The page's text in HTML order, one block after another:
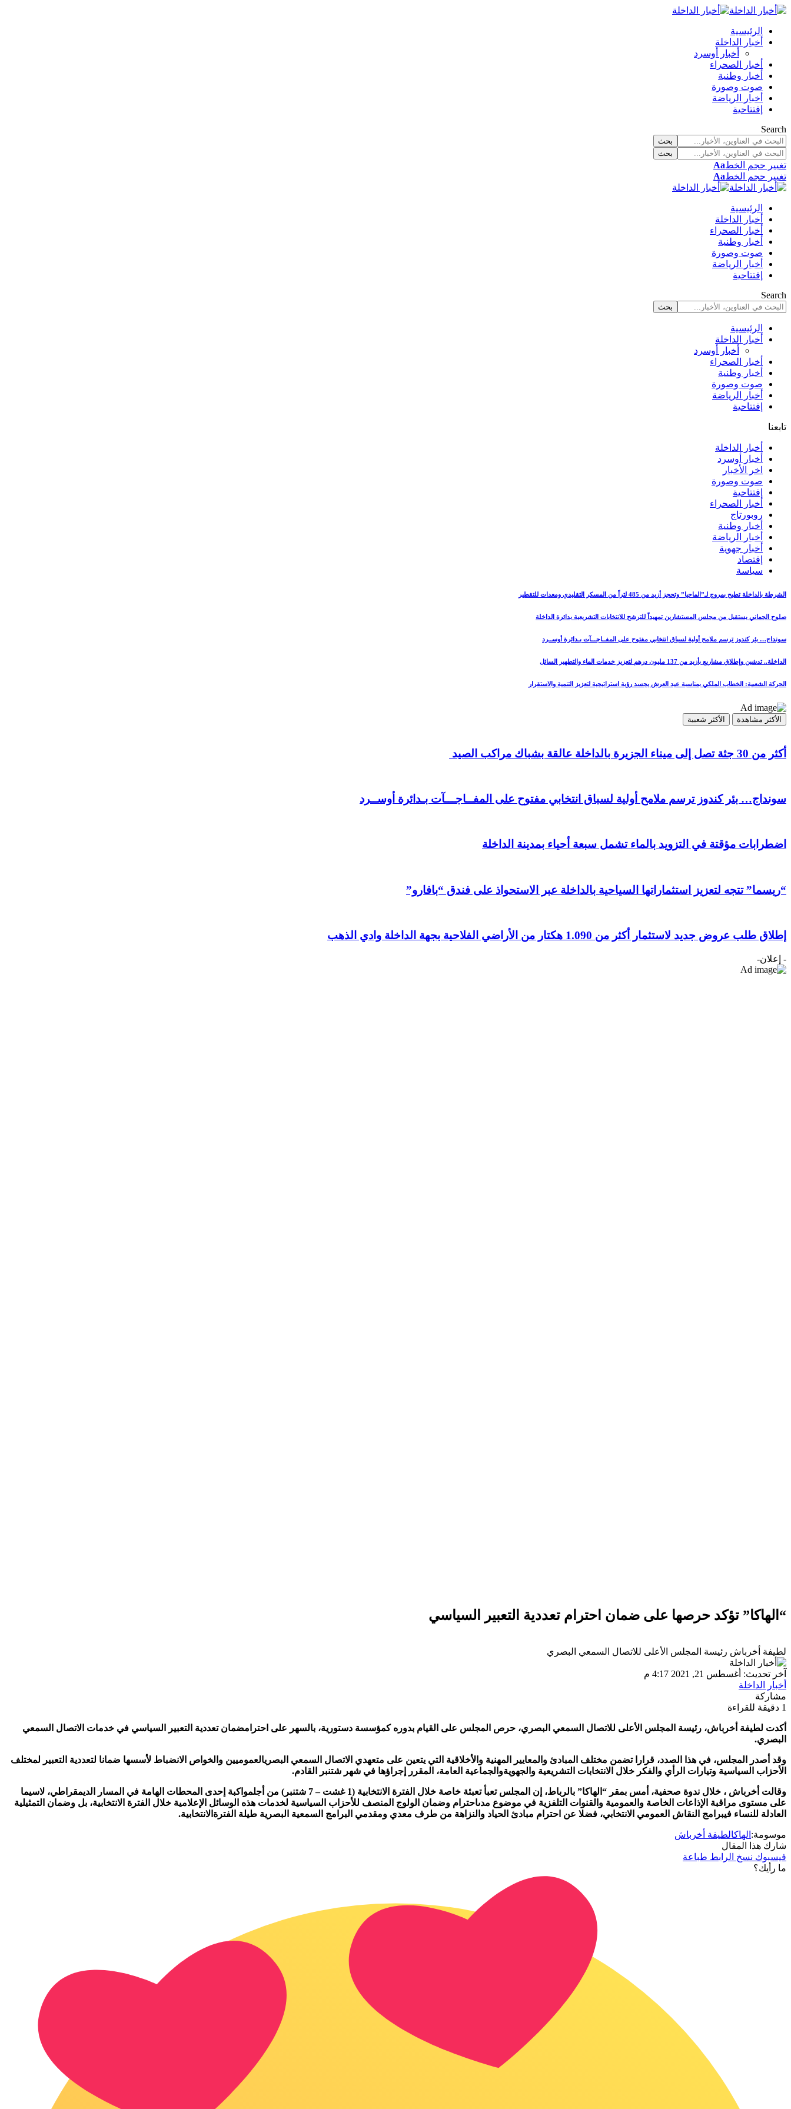
الرئيسية
أخبار الداخلة
أخبار أوسرد
أخبار الصحراء
أخبار وطنية
صوت وصورة
أخبار الرياضة
إفتتاحية
Search
تغيير حجم الخطAa
تغيير حجم الخطAa
الرئيسية
أخبار الداخلة
أخبار الصحراء
أخبار وطنية
صوت وصورة
أخبار الرياضة
إفتتاحية
Search
الرئيسية
أخبار الداخلة
أخبار أوسرد
أخبار الصحراء
أخبار وطنية
صوت وصورة
أخبار الرياضة
إفتتاحية
تابعنا
أخبار الداخلة
أخبار أوسرد
اخر الأخبار
صوت وصورة
إفتتاحية
أخبار الصحراء
روبورتاج
أخبار وطنية
أخبار الرياضة
أخبار جهوية
إقتصاد
سياسة
الشرطة بالداخلة تطيح بمروج لـ”الماحيا” وتحجز أزيد من 485 لتراً من المسكر التقليدي ومعدات للتقطير
صلوح الجماني يستقيل من مجلس المستشارين تمهيداً للترشح للانتخابات التشريعية بدائرة الداخلة
سونداج… بئر كندوز ترسم ملامح أولية لسباق انتخابي مفتوح على المفــاجـــآت بـدائرة أوســرد
الداخلة.. تدشين وإطلاق مشاريع بأزيد من 137 مليون درهم لتعزيز خدمات الماء والتطهير السائل
الحركة الشعبية: الخطاب الملكي بمناسبة عيد العرش يجسد رؤية استراتيجية لتعزيز التنمية والاستقرار
الأكثر مشاهدة الأكثر شعبية
أكثر من 30 جثة تصل إلى ميناء الجزيرة بالداخلة عالقة بشباك مراكب الصيد
سونداج… بئر كندوز ترسم ملامح أولية لسباق انتخابي مفتوح على المفــاجـــآت بـدائرة أوســرد
اضطرابات مؤقتة في التزويد بالماء تشمل سبعة أحياء بمدينة الداخلة
“ريسما” تتجه لتعزيز استثماراتها السياحية بالداخلة عبر الاستحواذ على فندق “بافارو”
إطلاق طلب عروض جديد لاستثمار أكثر من 1.090 هكتار من الأراضي الفلاحية بجهة الداخلة وادي الذهب
- إعلان-
“الهاكا” تؤكد حرصها على ضمان احترام تعددية التعبير السياسي
لطيفة أخرباش رئيسة المجلس الأعلى للاتصال السمعي البصري
آخر تحديث: أغسطس 21, 2021 4:17 م
أخبار الداخلة
مشاركة
1 دقيقة للقراءة
أكدت لطيفة أخرباش، رئيسة المجلس الأعلى للاتصال السمعي البصري، حرص المجلس على القيام بدوره كمؤسسة دستورية، بالسهر على احترامضمان تعددية التعبير السياسي في خدمات الاتصال السمعي
البصري.
وقد أصدر المجلس، في هذا الصدد، قرارا تضمن مختلف المبادئ والمعايير المهنية والأخلاقية التي يتعين على متعهدي الاتصال السمعي البصريالعموميين والخواص الانضباط لأسسها ضمانا لتعددية التعبير لمختلف
الأحزاب السياسية وتيارات الرأي والفكر خلال الانتخابات التشريعية والجهويةوالجماعية العامة، المقرر إجراؤها في شهر شتنبر القادم.
وقالت أخرباش ، خلال ندوة صحفية، أمس بمقر “ الهاكا” بالرباط، إن المجلس تعبأ تعبئة خاصة خلال الفترة الانتخابية (1 غشت – 7 شتنبر ) من أجلمواكبة إحدى المحطات الهامة في المسار الديمقراطي، لاسيما
على مستوى مراقبة الإذاعات الخاصة والعمومية والقنوات التلفزية في موضوع مدىاحترام وضمان الولوج المنصف للأحزاب السياسية لخدمات هذه الوسائل الإعلامية خلال الفترة الانتخابية، بل وضمان التمثيلية
العادلة للنساء فيبرامج النقاش العمومي الانتخابي، فضلا عن احترام مبادئ الحياد والنزاهة من طرف معدي ومقدمي البرامج السمعية البصرية طيلة الفترة الانتخابية.
موسومة: الهاكالطيفة أخرباش
شارك هذا المقال
فيسبوك نسخ الرابط طباعة
ما رأيك؟